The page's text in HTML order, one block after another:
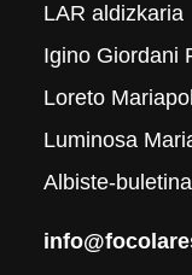
LAR aldizkaria
Igino Giordani
Loreto
Luminosa
Albiste-buletina